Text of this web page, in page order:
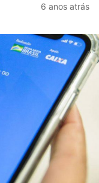
6 anos atrás